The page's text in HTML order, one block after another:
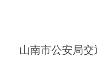
山南市公安局交